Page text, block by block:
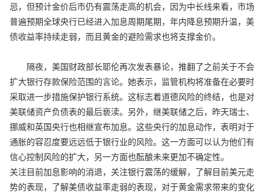
忌，但预计金价后市仍有震荡走高的机会，因为中长线来看，市场
普遍预期全球央行已经进入加息周期尾期，年内降息预期升温，美
债收益率持续走弱，而且黄金的避险需求也将支撑金价。
隔夜，美国财政部长耶伦再次发表暴论，推翻了之前关于不会
扩大银行存款保险范围的言论。她表示，监管机构将准备在必要时
采取进一步措施保护银行系统。这标志着道德风险的终结，也是对
美联储资产负债表的最后亵渎。另外，继美联储之后，昨天瑞士、
挪威和英国央行也相继宣布加息。这些央行的加息动作，表明对于
通胀的容忍度要远远低于银行业的风险。这一方面可以认为他们有
信心控制风险的扩大，另一方面也酝酿未来更加不确定性。
关注目前加息影响的消退，关注银行震荡的缓解，了解目前美元走
势的表现，了解美债收益率走弱的表现，对于黄金需求带来的变化